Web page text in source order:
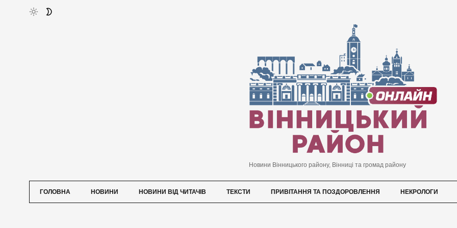
Новини Вінницького району, Вінниці та громад району
ГОЛОВНА НОВИНИ НОВИНИ ВІД ЧИТАЧІВ ТЕКСТИ ПРИВІТАННЯ ТА ПОЗДОРОВЛЕННЯ НЕКРОЛОГИ